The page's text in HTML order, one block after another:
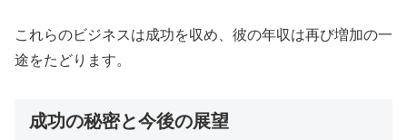
これらのビジネスは成功を収め、彼の年収は再び増加の一
途をたどります。
成功の秘密と今後の展望